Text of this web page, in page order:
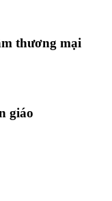
thương mại
giáo